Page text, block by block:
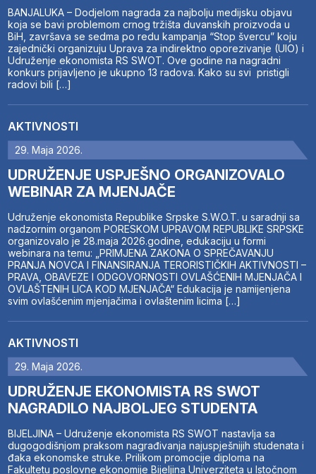
BANJALUKA – Dodjelom nagrada za najbolju medijsku objavu
koja se bavi problemom crnog tržišta duvanskih proizvoda u
BiH, završava se sedma po redu kampanja “Stop švercu” koju
zajednički organizuju Uprava za indirektno oporezivanje (UIO) i
Udruženje ekonomista RS SWOT. Ove godine na nagradni
konkurs prijavljeno je ukupno 13 radova. Kako su svi pristigli
radovi bili […]
AKTIVNOSTI
29. Maja 2026.
UDRUŽENJE USPJEŠNO ORGANIZOVALO
WEBINAR ZA MJENJAČE
Udruženje ekonomista Republike Srpske S.W.O.T. u saradnji sa
nadzornim organom PORESKOM UPRAVOM REPUBLIKE SRPSKE
organizovalo je 28.maja 2026.godine, edukaciju u formi
webinara na temu: „PRIMJENA ZAKONA O SPREČAVANJU
PRANJA NOVCA I FINANSIRANJA TERORISTIČKIH AKTIVNOSTI –
PRAVA, OBAVEZE I ODGOVORNOSTI OVLAŠĆENIH MJENJAČA I
OVLAŠTENIH LICA KOD MJENJAČA“ Edukacija je namijenjena
svim ovlašćenim mjenjačima i ovlaštenim licima […]
AKTIVNOSTI
29. Maja 2026.
UDRUŽENJE EKONOMISTA RS SWOT
NAGRADILO NAJBOLJEG STUDENTA
BIJELJINA – Udruženje ekonomista RS SWOT nastavlja sa
dugogodišnjom praksom nagrađivanja najuspješnijih studenata i
đaka ekonomske struke. Prilikom promocije diploma na
Fakultetu poslovne ekonomije Bijeljina Univerziteta u Istočnom